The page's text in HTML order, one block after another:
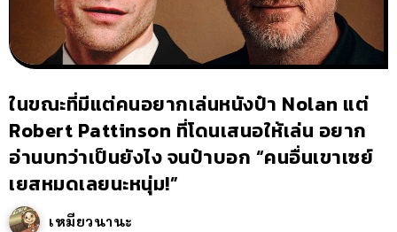
ในขณะที่มีแต่คนอยากเล่นหนังป๋า Nolan แต่
Robert Pattinson ที่โดนเสนอให้เล่น อยาก
อ่านบทว่าเป็นยังไง จนป๋าบอก “คนอื่นเขาเซย์
เยสหมดเลยนะหนุ่ม!”
เหมียวนานะ